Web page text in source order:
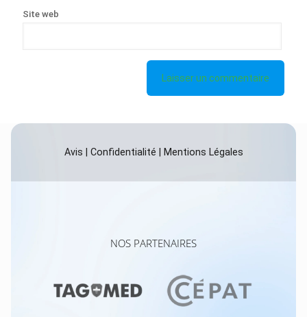
Site web
Avis Confidentialité Mentions Légales
NOS PARTENAIRES